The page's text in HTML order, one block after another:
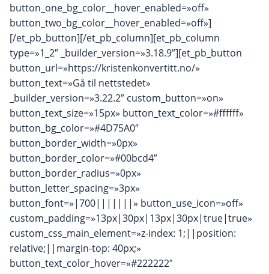
button_one_bg_color__hover_enabled=»off»
button_two_bg_color__hover_enabled=»off»]
[/et_pb_button][/et_pb_column][et_pb_column
type=»1_2″ _builder_version=»3.18.9″][et_pb_button
button_url=»https://kristenkonvertitt.no/»
button_text=»Gå til nettstedet»
_builder_version=»3.22.2″ custom_button=»on»
button_text_size=»15px» button_text_color=»#ffffff»
button_bg_color=»#4D75A0″
button_border_width=»0px»
button_border_color=»#00bcd4″
button_border_radius=»0px»
button_letter_spacing=»3px»
button_font=»|700|||||||» button_use_icon=»off»
custom_padding=»13px|30px|13px|30px|true|true»
custom_css_main_element=»z-index: 1;||position:
relative;||margin-top: 40px;»
button_text_color_hover=»#222222″